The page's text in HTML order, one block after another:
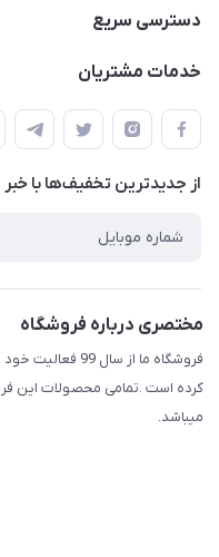
09165044753
دسترسی سریع
حساب کاربری
لیست محصولات
درباره ما
خدمات مشتریان
قوانین و مقررات
حریم خصوصی
راهنما
از جدید‌ترین تخفیف‌ها با‌
مختصری درباره فروشگاه
فروشگاه ما از
کرده است .تمامی محصولات این
میباشد.